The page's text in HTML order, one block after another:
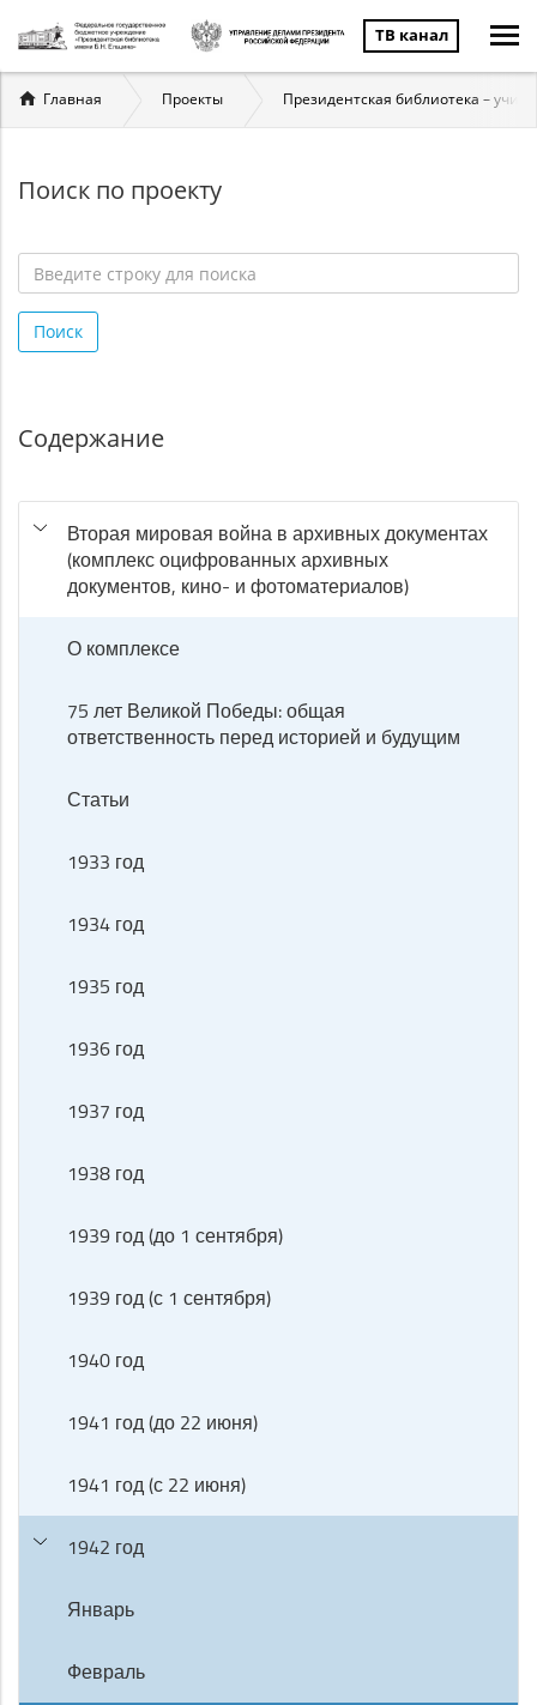
ТВ канал
Вы
здесь
Главная Проекты Президентская библиотека –
Поиск по проекту
строку
для
Поиск
Содержание
Вторая мировая война в архивных документах
(комплекс оцифрованных архивных
документов, кино- и фотоматериалов)
О комплексе
75 лет Великой Победы: общая
ответственность перед историей и будущим
Статьи
1933 год
1934 год
1935 год
1936 год
1937 год
1938 год
1939 год (до 1 сентября)
1939 год (с 1 сентября)
1940 год
1941 год (до 22 июня)
1941 год (с 22 июня)
1942 год
Январь
Февраль